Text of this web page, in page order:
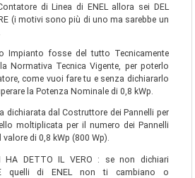
di Linea di ENEL allora sei DEL
(i motivi sono più di uno ma sarebbe un
Impianto fosse del tutto Tecnicamente
Normativa Tecnica Vigente, per poterlo
come vuoi fare tu e senza dichiararlo
la Potenza Nominale di 0,8 kWp.
dichiarata dal Costruttore dei Pannelli per
moltiplicata per il numero dei Pannelli
di 0,8 kWp (800 Wp).
HA DETTO IL VERO : se non dichiari
quelli di ENEL non ti cambiano o